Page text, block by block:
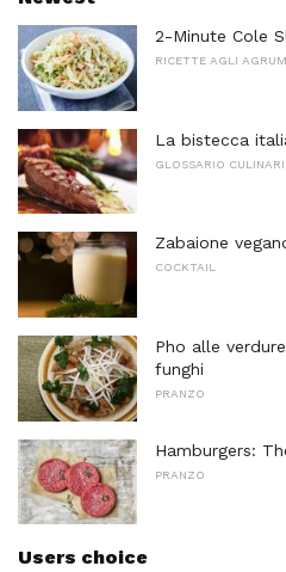
2-Minute Cole
RICETTE AGLI
La bistecca
GLOSSARIO
Zabaione
COCKTAIL
Pho alle
funghi
PRANZO
Hamburgers:
PRANZO
Users choice